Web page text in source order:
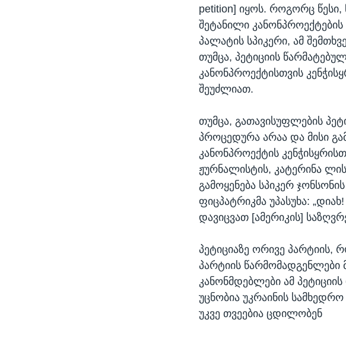
petition] იყოს. როგორც
შეტანილი
პალატის სპიკერი, ამ
თუმცა, პეტიციის
კანონპროექტისთვის
შეუძლიათ.
თუმცა, გათავისუფლების
პროცედურა არაა და მისი
კანონპროექტის
ჟურნალისტის, კატერინა
გამოყენება სპიკერ
ფიცპატრიკმა უპასუხა:
დავიცვათ [ამერიკის]
პეტიციაზე ორივე
პარტიის წარმომადგენლები
კანონმდებლები ამ
უცნობია უკრაინის
უკვე თვეებია ცდილობენ